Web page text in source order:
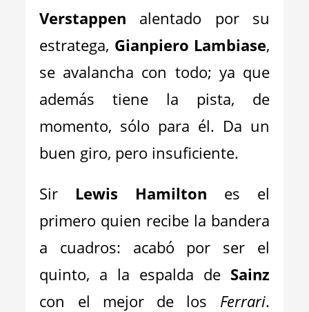
Verstappen alentado por su
estratega, Gianpiero Lambiase,
se avalancha con todo; ya que
además tiene la pista, de
momento, sólo para él. Da un
buen giro, pero insuficiente.
Sir Lewis Hamilton es el
primero quien recibe la bandera
a cuadros: acabó por ser el
quinto, a la espalda de Sainz
con el mejor de los Ferrari.